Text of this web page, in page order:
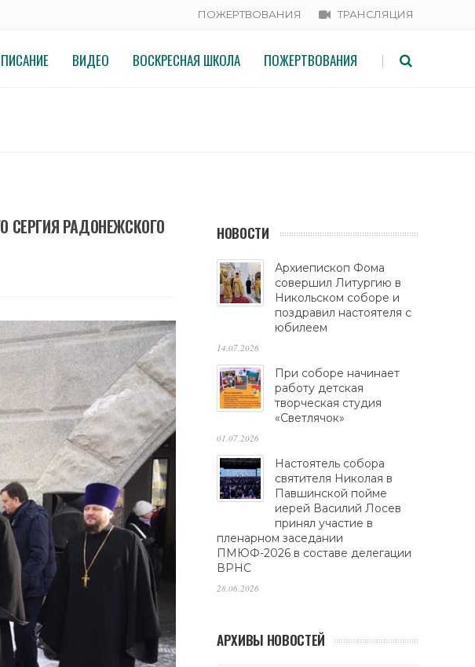
ТРАНСЛЯЦИЯ
ПОЖЕРТВОВАНИЯ
ВИДЕО ВОСКРЕСНАЯ ШКОЛА ПОЖЕРТВОВАНИЯ |
СЕРГИЯ РАДОНЕЖСКОГО
НОВОСТИ
Архиепископ Фома
совершил Литургию в
Никольском соборе и
поздравил настоятеля с
юбилеем
14.07.2026
При соборе начинает
работу детская
творческая студия
«Светлячок»
01.07.2026
Настоятель собора
святителя Николая в
Павшинской пойме
иерей Василий Лосев
принял участие в
пленарном заседании
ПМЮФ-2026 в составе делегации
ВРНС
28.06.2026
АРХИВЫ НОВОСТЕЙ